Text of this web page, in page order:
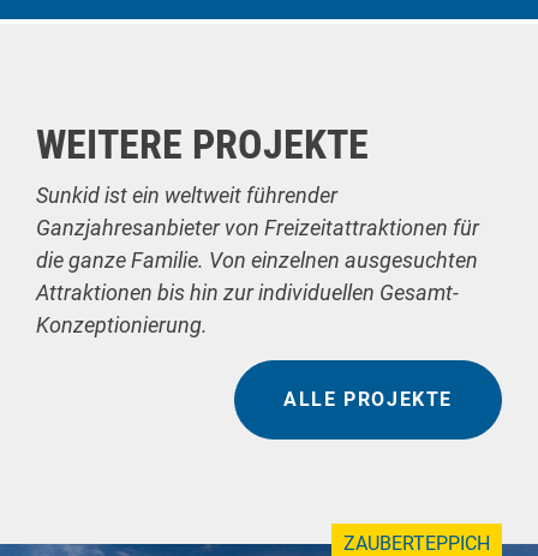
WEITERE PROJEKTE
Sunkid ist ein weltweit führender
Ganzjahresanbieter von Freizeitattraktionen für
die ganze Familie. Von einzelnen ausgesuchten
Attraktionen bis hin zur individuellen Gesamt-
Konzeptionierung.
ALLE PROJEKTE
ZAUBERTEPPICH